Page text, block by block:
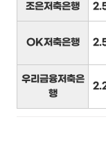
조은저축은행
OK저축은행
우리금융저축은
행